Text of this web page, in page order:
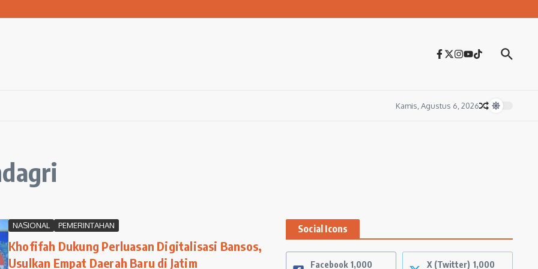
Ngawi Gelar Seminar Golden Parenting
Kamis, Agustus 6, 2026
NASIONAL PEMERINTAHAN
Khofifah Dukung Perluasan Digitalisasi Bansos,
Usulkan Empat Daerah Baru di Jatim
Social Icons
Facebook 1,000
X (Twitter) 1,000